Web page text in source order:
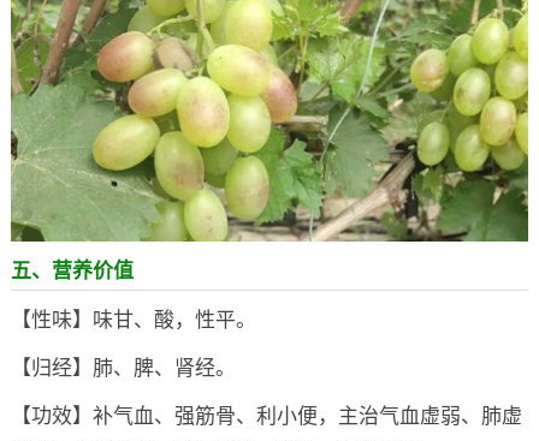
五、营养价值
【性味】味甘、酸，性平。
【归经】肺、脾、肾经。
【功效】补气血、强筋骨、利小便，主治气血虚弱、肺虚